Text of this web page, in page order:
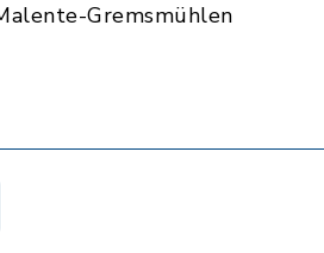
Gremsmühlen